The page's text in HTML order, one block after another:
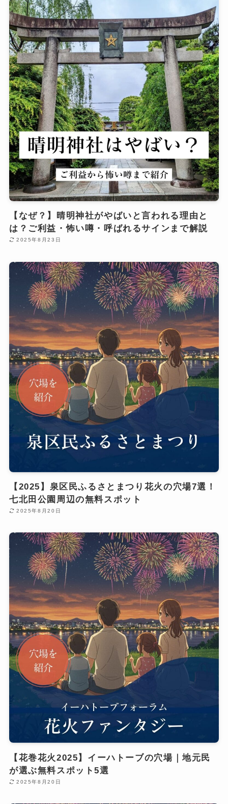
【なぜ？】晴明神社がやばいと言われる理由と
は？ご利益・怖い噂・呼ばれるサインまで解説
2025年8月23日
【2025】泉区民ふるさとまつり花火の穴場7選！
七北田公園周辺の無料スポット
2025年8月20日
【花巻花火2025】イーハトーブの穴場｜地元民
が選ぶ無料スポット5選
2025年8月20日